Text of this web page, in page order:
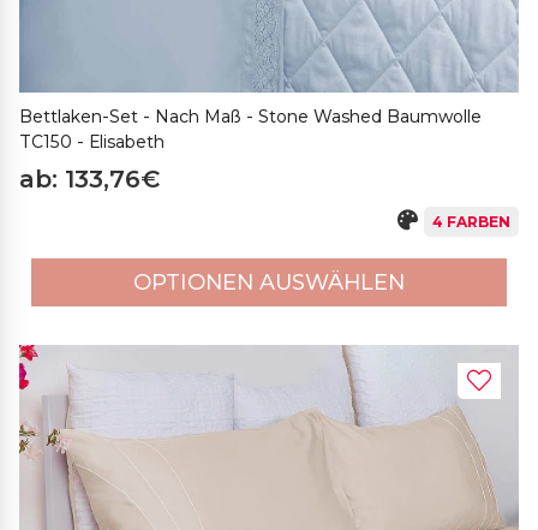
Bettlaken-Set - Nach Maß - Stone Washed Baumwolle
TC150 - Elisabeth
ab: 133,76€
4 FARBEN
OPTIONEN AUSWÄHLEN